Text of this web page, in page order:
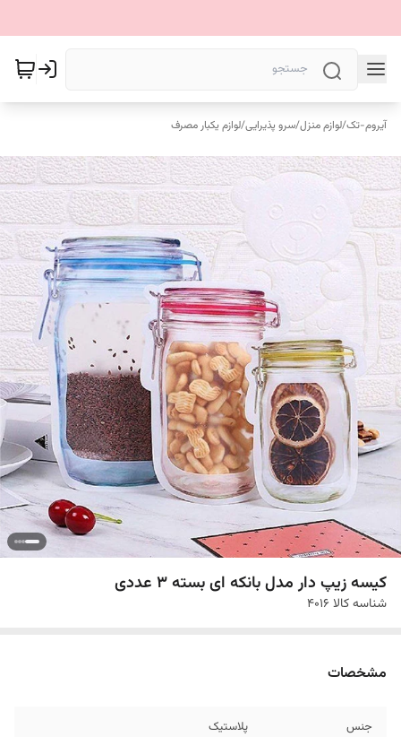
آیروم-تک/لوازم منزل/سرو پذیرایی/لوازم یکبار مصرف
کیسه زیپ دار مدل بانکه ای بسته 3 عددی
شناسه کالا 4016
مشخصات
جنس پلاستیک